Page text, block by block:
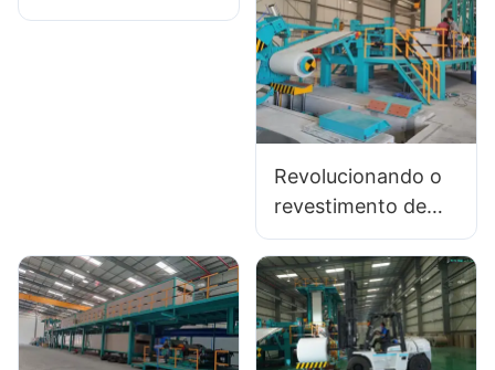
revestimento de
Revolucionando o
revestimento de
aço: os últimos
avanços nas linhas
de revestimento de
cores